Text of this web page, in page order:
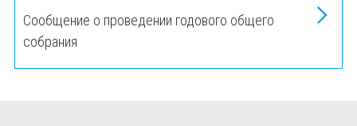
Сообщение о проведении годового общего
собрания